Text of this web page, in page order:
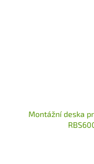
Montážní deska